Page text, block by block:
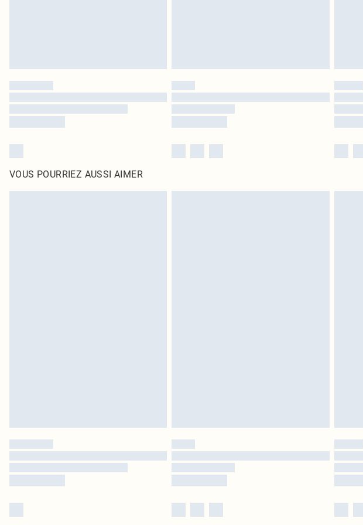
VOUS POURRIEZ AUSSI AIMER